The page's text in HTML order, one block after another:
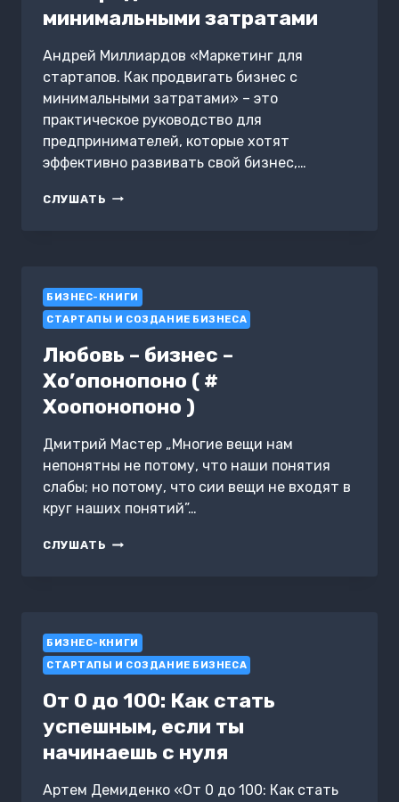
минимальными затратами
Андрей Миллиардов «Маркетинг для
стартапов. Как продвигать бизнес с
минимальными затратами» – это
практическое руководство для
предпринимателей, которые хотят
эффективно развивать свой бизнес,…
СЛУШАТЬ МАРКЕТИНГ
С
МИНИМАЛЬНЫМИ
ЗАТРАТАМИ
БИЗНЕС-КНИГИ
СТАРТАПЫ И СОЗДАНИЕ БИЗНЕСА
Любовь – бизнес –
Хо’опонопоно ( #
Хоопонопоно )
Дмитрий Мастер „Многие вещи нам
непонятны не потому, что наши понятия
слабы; но потому, что сии вещи не входят в
круг наших понятий”…
СЛУШАТЬ ЛЮБОВЬ
#
ХООПОНОПОНО
)
БИЗНЕС-КНИГИ
СТАРТАПЫ И СОЗДАНИЕ БИЗНЕСА
От 0 до 100: Как стать
успешным, если ты
начинаешь с нуля
Артем Демиденко «От 0 до 100: Как стать